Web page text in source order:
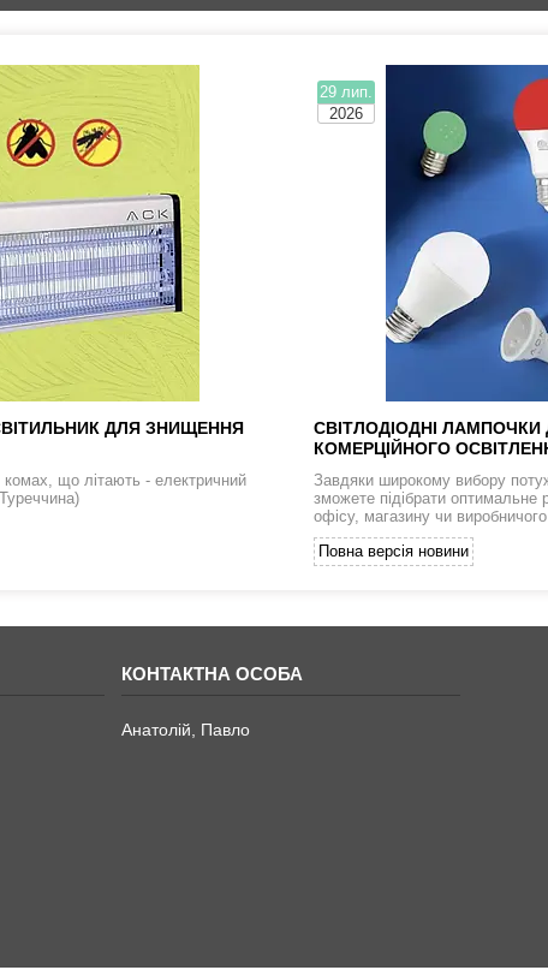
ДЛЯ ЗНИЩЕННЯ
комах, що літають - електричний
29 лип.
2026
СВІТЛОДІОДНІ
КОМЕРЦІЙНОГО
Завдяки широкому вибору
зможете підібрати оптимальне
офісу, магазину чи
Повна версія новини
Анатолій, Павло